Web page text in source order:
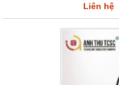
Liên hệ